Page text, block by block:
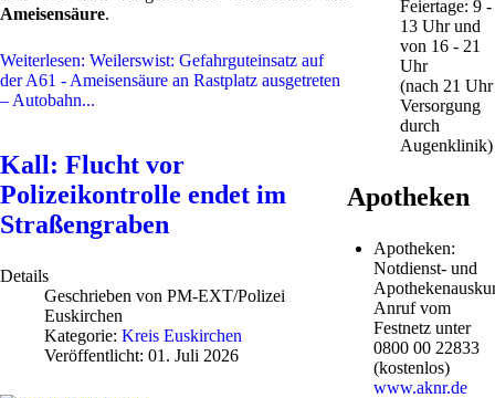
Ameisensäure.
Weiterlesen: Weilerswist: Gefahrguteinsatz auf
der A61 - Ameisensäure an Rastplatz ausgetreten
– Autobahn...
Kall: Flucht vor
Polizeikontrolle endet im
Straßengraben
Details
Geschrieben von PM-EXT/Polizei
Euskirchen
Kategorie: Kreis Euskirchen
Veröffentlicht: 01. Juli 2026
Feiertage: 9 -
13 Uhr und
von 16 - 21
Uhr
(nach 21 Uhr
Versorgung
durch
Augenklinik)
Apotheken
Apotheken:
Notdienst- und
Anruf vom
Festnetz unter
0800 00 22833
(kostenlos)
www.aknr.de